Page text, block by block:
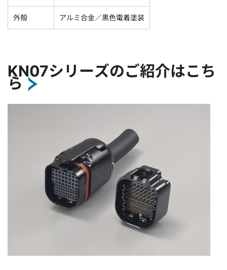
外殻 アルミ合金／黒色電着塗装
KN07シリーズのご紹介はこち
ら